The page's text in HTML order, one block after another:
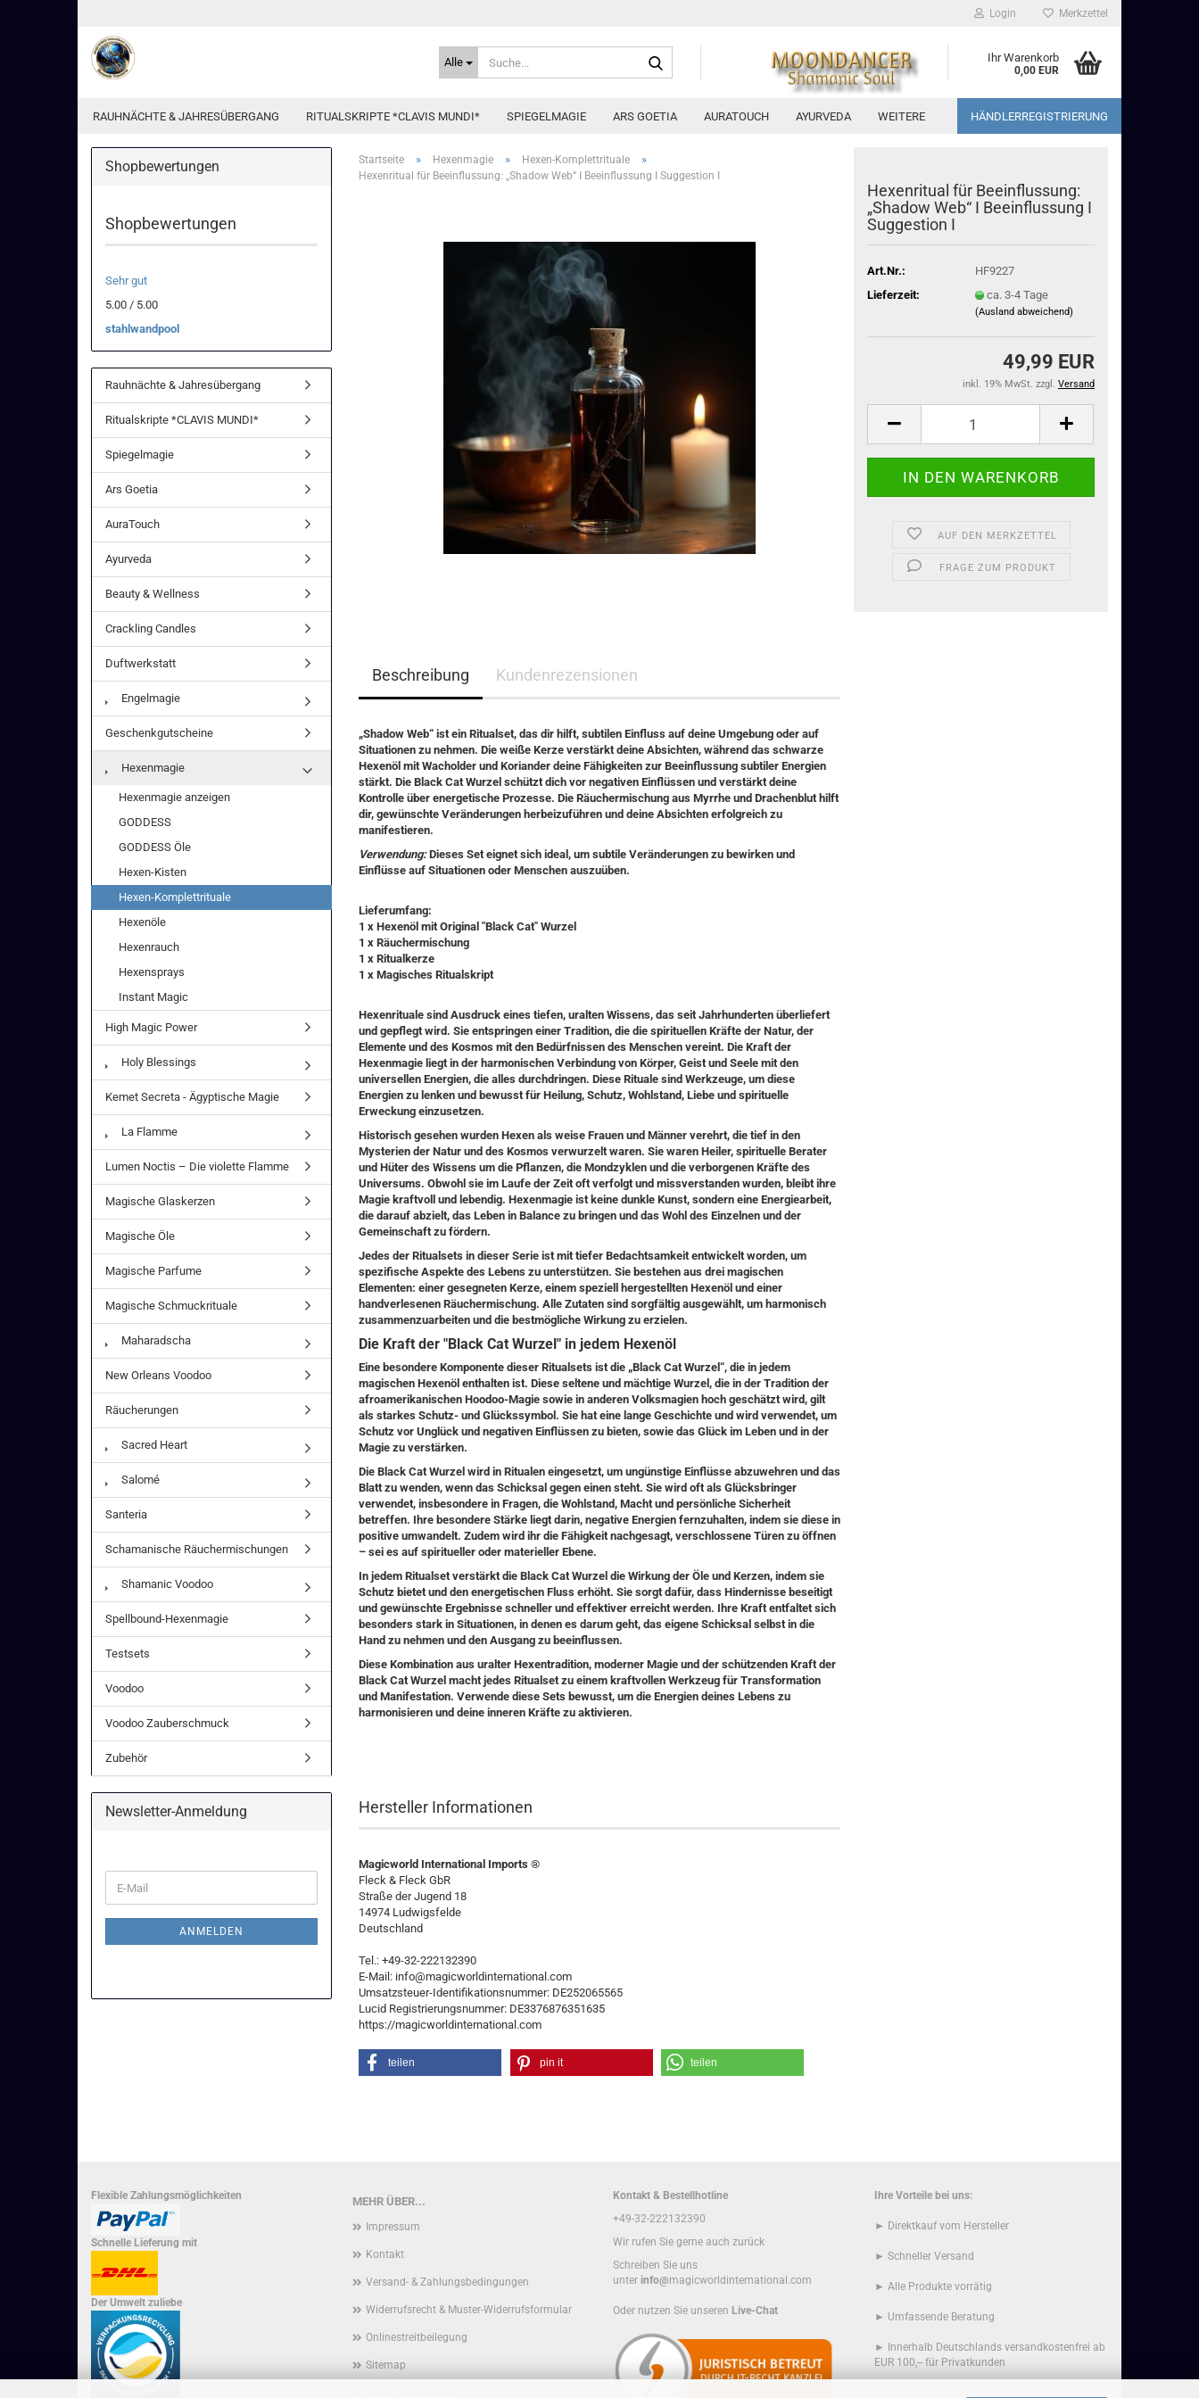
Login Merkzettel
Alle Ihr Warenkorb
0,00 EUR
RAUHNÄCHTE & JAHRESÜBERGANG RITUALSKRIPTE *CLAVIS MUNDI* SPIEGELMAGIE ARS GOETIA AURATOUCH AYURVEDA HÄNDLERREGISTRIERUNG
WEITERE
Startseite » Hexenmagie » Hexen-Komplettrituale »
Hexenritual für Beeinflussung: „Shadow Web“ I Beeinflussung I Suggestion I
Hexenritual für Beeinflussung:
„Shadow Web“ I Beeinflussung I
Suggestion I
Art.Nr.:
HF9227
Lieferzeit:
ca. 3-4 Tage
(Ausland abweichend)
49,99 EUR
inkl. 19% MwSt. zzgl. Versand
AUF DEN MERKZETTEL
FRAGE ZUM PRODUKT
Beschreibung Kundenrezensionen
„Shadow Web“ ist ein Ritualset, das dir hilft, subtilen Einfluss auf deine Umgebung oder auf
Situationen zu nehmen. Die weiße Kerze verstärkt deine Absichten, während das schwarze
Hexenöl mit Wacholder und Koriander deine Fähigkeiten zur Beeinflussung subtiler Energien
stärkt. Die Black Cat Wurzel schützt dich vor negativen Einflüssen und verstärkt deine
Kontrolle über energetische Prozesse. Die Räuchermischung aus Myrrhe und Drachenblut hilft
dir, gewünschte Veränderungen herbeizuführen und deine Absichten erfolgreich zu
manifestieren.
Verwendung:Dieses Set eignet sich ideal, um subtile Veränderungen zu bewirken und
Einflüsse auf Situationen oder Menschen auszuüben.
Lieferumfang:
1 x Hexenöl mit Original "Black Cat" Wurzel
1 x Räuchermischung
1 x Ritualkerze
1 x Magisches Ritualskript
Hexenrituale sind Ausdruck eines tiefen, uralten Wissens, das seit Jahrhunderten überliefert
und gepflegt wird. Sie entspringen einer Tradition, die die spirituellen Kräfte der Natur, der
Elemente und des Kosmos mit den Bedürfnissen des Menschen vereint. Die Kraft der
Hexenmagie liegt in der harmonischen Verbindung von Körper, Geist und Seele mit den
universellen Energien, die alles durchdringen. Diese Rituale sind Werkzeuge, um diese
Energien zu lenken und bewusst für Heilung, Schutz, Wohlstand, Liebe und spirituelle
Erweckung einzusetzen.
Historisch gesehen wurden Hexen als weise Frauen und Männer verehrt, die tief in den
Mysterien der Natur und des Kosmos verwurzelt waren. Sie waren Heiler, spirituelle Berater
und Hüter des Wissens um die Pflanzen, die Mondzyklen und die verborgenen Kräfte des
Universums. Obwohl sie im Laufe der Zeit oft verfolgt und missverstanden wurden, bleibt ihre
Magie kraftvoll und lebendig. Hexenmagie ist keine dunkle Kunst, sondern eine Energiearbeit,
die darauf abzielt, das Leben in Balance zu bringen und das Wohl des Einzelnen und der
Gemeinschaft zu fördern.
Jedes der Ritualsets in dieser Serie ist mit tiefer Bedachtsamkeit entwickelt worden, um
spezifische Aspekte des Lebens zu unterstützen. Sie bestehen aus drei magischen
Elementen: einer gesegneten Kerze, einem speziell hergestellten Hexenöl und einer
handverlesenen Räuchermischung. Alle Zutaten sind sorgfältig ausgewählt, um harmonisch
zusammenzuarbeiten und die bestmögliche Wirkung zu erzielen.
Die Kraft der "Black Cat Wurzel" in jedem Hexenöl
Eine besondere Komponente dieser Ritualsets ist die „Black Cat Wurzel“, die in jedem
magischen Hexenöl enthalten ist. Diese seltene und mächtige Wurzel, die in der Tradition der
afroamerikanischen Hoodoo-Magie sowie in anderen Volksmagien hoch geschätzt wird, gilt
als starkes Schutz- und Glückssymbol. Sie hat eine lange Geschichte und wird verwendet, um
Schutz vor Unglück und negativen Einflüssen zu bieten, sowie das Glück im Leben und in der
Magie zu verstärken.
Die Black Cat Wurzel wird in Ritualen eingesetzt, um ungünstige Einflüsse abzuwehren und das
Blatt zu wenden, wenn das Schicksal gegen einen steht. Sie wird oft als Glücksbringer
verwendet, insbesondere in Fragen, die Wohlstand, Macht und persönliche Sicherheit
betreffen. Ihre besondere Stärke liegt darin, negative Energien fernzuhalten, indem sie diese in
positive umwandelt. Zudem wird ihr die Fähigkeit nachgesagt, verschlossene Türen zu öffnen
– sei es auf spiritueller oder materieller Ebene.
In jedem Ritualset verstärkt die Black Cat Wurzel die Wirkung der Öle und Kerzen, indem sie
Schutz bietet und den energetischen Fluss erhöht. Sie sorgt dafür, dass Hindernisse beseitigt
und gewünschte Ergebnisse schneller und effektiver erreicht werden. Ihre Kraft entfaltet sich
besonders stark in Situationen, in denen es darum geht, das eigene Schicksal selbst in die
Hand zu nehmen und den Ausgang zu beeinflussen.
Diese Kombination aus uralter Hexentradition, moderner Magie und der schützenden Kraft der
Black Cat Wurzel macht jedes Ritualset zu einem kraftvollen Werkzeug für Transformation
und Manifestation. Verwende diese Sets bewusst, um die Energien deines Lebens zu
harmonisieren und deine inneren Kräfte zu aktivieren.
Hersteller Informationen
Magicworld International Imports ®
Fleck & Fleck GbR
Straße der Jugend 18
14974 Ludwigsfelde
Deutschland
Tel.: +49-32-222132390
E-Mail: info@magicworldinternational.com
Umsatzsteuer-Identifikationsnummer: DE252065565
Lucid Registrierungsnummer: DE3376876351635
https://magicworldinternational.com
teilen pin it teilen
Shopbewertungen
Shopbewertungen
Sehr gut
5.00 / 5.00
stahlwandpool
Rauhnächte & Jahresübergang
Ritualskripte *CLAVIS MUNDI*
Spiegelmagie
Ars Goetia
AuraTouch
Ayurveda
Beauty & Wellness
Crackling Candles
Duftwerkstatt
Engelmagie
Geschenkgutscheine
Hexenmagie
Hexenmagie anzeigen
GODDESS
GODDESS Öle
Hexen-Kisten
Hexen-Komplettrituale
Hexenöle
Hexenrauch
Hexensprays
Instant Magic
High Magic Power
Holy Blessings
Kemet Secreta - Ägyptische Magie
La Flamme
Lumen Noctis – Die violette Flamme
Magische Glaskerzen
Magische Öle
Magische Parfume
Magische Schmuckrituale
Maharadscha
New Orleans Voodoo
Räucherungen
Sacred Heart
Salomé
Santeria
Schamanische Räuchermischungen
Shamanic Voodoo
Spellbound-Hexenmagie
Testsets
Voodoo
Voodoo Zauberschmuck
Zubehör
Newsletter-Anmeldung
ZUR
E-
Mail
ANMELDEN
MEHR ÜBER...
Impressum
Kontakt
Versand- & Zahlungsbedingungen
Widerrufsrecht & Muster-Widerrufsformular
Onlinestreitbeilegung
Sitemap
Kontakt & Bestellhotline
+49-32-222132390
Wir rufen Sie gerne auch zurück
Schreiben Sie uns
unter info@magicworldinternational.com
Oder nutzen Sie unseren Live-Chat
Ihre Vorteile bei uns:
► Direktkauf vom Hersteller
► Schneller Versand
► Alle Produkte vorrätig
► Umfassende Beratung
► Innerhalb Deutschlands versandkostenfrei ab
EUR 100,-- für Privatkunden
Flexible Zahlungsmöglichkeiten
Schnelle Lieferung mit
Der Umwelt zuliebe